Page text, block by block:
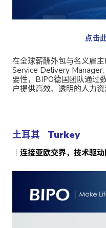
点击
在全球薪酬外包与名义雇
Service Delivery
要性，BIPO德国团队通过
户提供高效、透明的人力资
土耳其 Turkey
｜连接亚欧交界，技术驱